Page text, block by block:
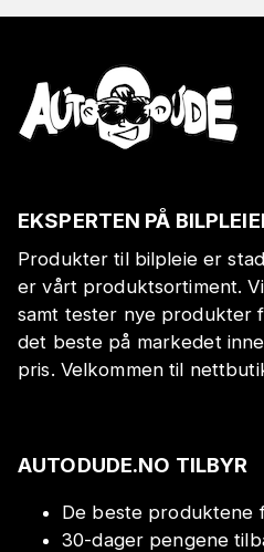
EKSPERTEN PÅ
Produkter til bilpleie er
er vårt produktsortiment.
samt tester nye produkter
det beste på markedet
pris. Velkommen til
AUTODUDE.NO TILBYR
De beste produktene
30-dager pengene